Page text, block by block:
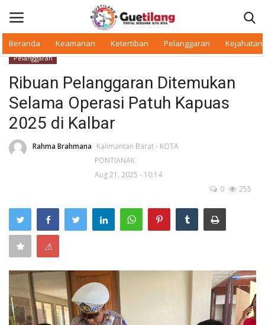
Beranda Keamanan Ketertiban Pelanggaran Kejahatan
Beranda
Pelanggaran
Ketertiban
Keamanan
Kejahatan
Pelanggaran
Ribuan Pelanggaran Ditemukan
Selama Operasi Patuh Kapuas
2025 di Kalbar
Rahma Brahmana Kalimantan Barat - KOTA
PONTIANAK
Aug 21, 2025 - 10:14
0
255
⚠